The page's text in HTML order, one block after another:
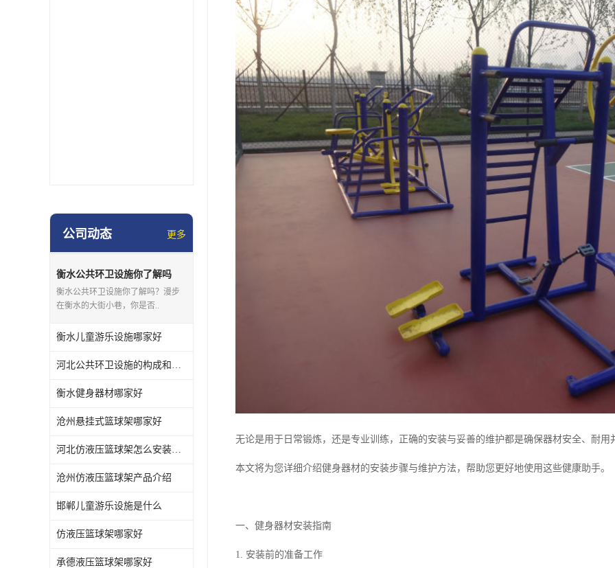
公司动态 更多
衡水公共环卫设施你了解吗
衡水公共环卫设施你了解吗？漫步
在衡水的大街小巷，你是否..
衡水儿童游乐设施哪家好
河北公共环卫设施的构成和应用你知道多少？
衡水健身器材哪家好
沧州悬挂式篮球架哪家好
河北仿液压篮球架怎么安装与维护
沧州仿液压篮球架产品介绍
邯郸儿童游乐设施是什么
仿液压篮球架哪家好
承德液压篮球架哪家好
无论是用于日常锻炼，还是专业训练，正确的安装与妥善的维护都是确保器材安全、耐用
本文将为您详细介绍健身器材的安装步骤与维护方法，帮助您更好地使用这些健康助手。
一、健身器材安装指南
1. 安装前的准备工作